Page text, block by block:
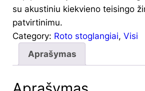
su akustiniu kiekvieno teisingo
patvirtinimu.
Category: Roto stoglangiai, Visi
Aprašymas